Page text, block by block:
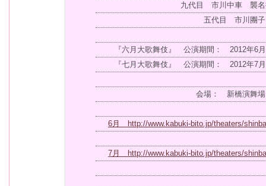
九代目 市川中車 襲名
五代目 市川團子
『六月大歌舞伎』 公演期間： 2012年6
『七月大歌舞伎』 公演期間： 2012年7
会場： 新橋演舞場
6月 http://www.kabuki-bito.jp/theaters/
7月 http://www.kabuki-bito.jp/theaters/